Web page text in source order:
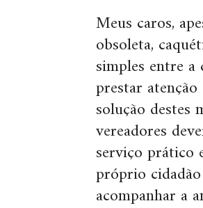
Meus caros,
obsoleta,
simples entre a
prestar
solução destes
vereadores
serviço prático
próprio
acompanhar a